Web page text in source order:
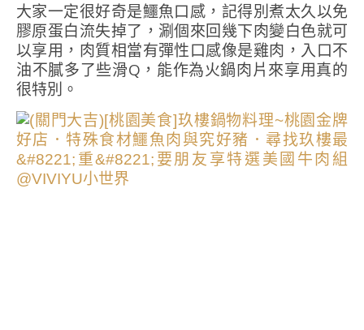
大家一定很好奇是鱷魚口感，記得別煮太久以免
膠原蛋白流失掉了，涮個來回幾下肉變白色就可
以享用，肉質相當有彈性口感像是雞肉，入口不
油不膩多了些滑Q，能作為火鍋肉片來享用真的
很特別。